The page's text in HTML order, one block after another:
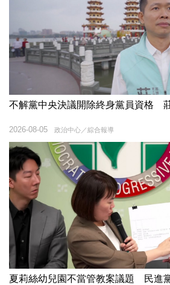
不解黨中央決議開除終身黨員資格
政治中心／綜合報導
2026-08-05
夏莉絲幼兒園不當管教案議題 民進